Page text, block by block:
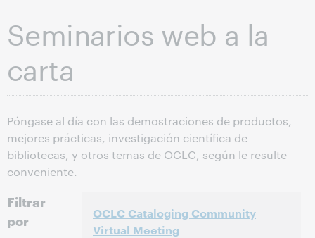
Seminarios web a la
carta
Póngase al día con las demostraciones de productos,
mejores prácticas, investigación científica de
bibliotecas, y otros temas de OCLC, según le resulte
conveniente.
Filtrar
por
OCLC Cataloging Community
Virtual Meeting